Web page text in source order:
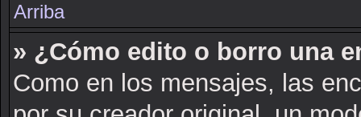
Arriba
» ¿Cómo edito o borro una
Como en los mensajes, las